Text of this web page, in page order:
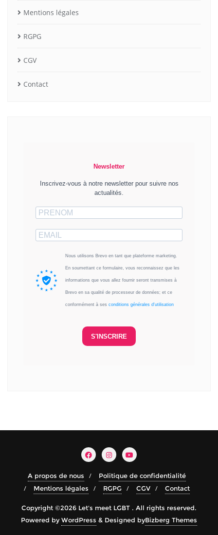
Mentions légales
RGPG
CGV
Contact
Newsletter
Inscrivez-vous à notre newsletter pour suivre nos
actualités.
Nous utilisons Brevo en tant que plateforme marketing.
En soumettant ce formulaire, vous reconnaissez que les
informations que vous allez fournir seront transmises à
Brevo en sa qualité de processeur de données; et ce
conformément à ses conditions générales d'utilisation
S'INSCRIRE
A propos de nous
Politique de confidentialité
Mentions légales
RGPG CGV Contact
Copyright ©2026 Let's meet LGBT . All rights reserved.
Powered byWordPress & Designed byBizberg Themes